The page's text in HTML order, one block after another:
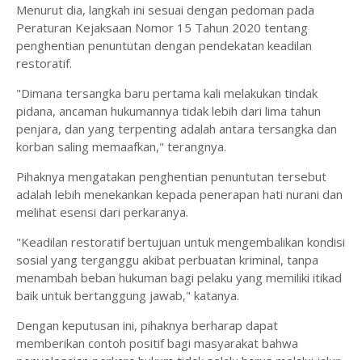
Menurut dia, langkah ini sesuai dengan pedoman pada
Peraturan Kejaksaan Nomor 15 Tahun 2020 tentang
penghentian penuntutan dengan pendekatan keadilan
restoratif.
"Dimana tersangka baru pertama kali melakukan tindak
pidana, ancaman hukumannya tidak lebih dari lima tahun
penjara, dan yang terpenting adalah antara tersangka dan
korban saling memaafkan," terangnya.
Pihaknya mengatakan penghentian penuntutan tersebut
adalah lebih menekankan kepada penerapan hati nurani dan
melihat esensi dari perkaranya.
"Keadilan restoratif bertujuan untuk mengembalikan kondisi
sosial yang terganggu akibat perbuatan kriminal, tanpa
menambah beban hukuman bagi pelaku yang memiliki itikad
baik untuk bertanggung jawab," katanya.
Dengan keputusan ini, pihaknya berharap dapat
memberikan contoh positif bagi masyarakat bahwa